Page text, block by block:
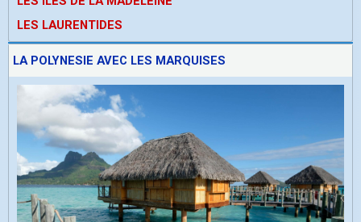
LES LAURENTIDES
LA POLYNESIE AVEC LES MARQUISES